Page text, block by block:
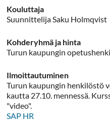
Kouluttaja
Suunnittelija Saku Holmqvist
Kohderyhmä ja hinta
Turun kaupungin
Ilmoittautuminen
Turun kaupungin henkilöstö
kautta 27.10. mennessä.
"video".
SAP HR